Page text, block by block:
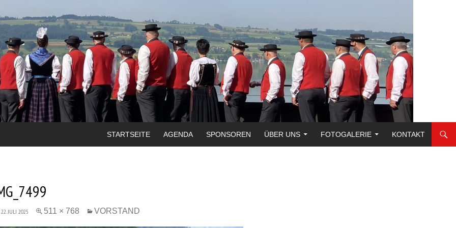
STARTSEITE AGENDA SPONSOREN ÜBER UNS FOTOGALERIE KONTAKT
22. JULI 2025 511 × 768 VORSTAND